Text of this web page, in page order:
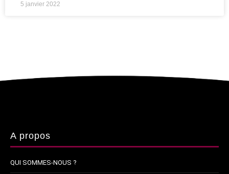
5 janvier 2022
A propos
QUI SOMMES-NOUS ?